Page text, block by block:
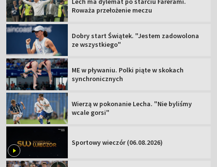
Roważa przełożenie meczu
Dobry start Świątek. "Jestem zadowolona
ze wszystkiego"
ME w pływaniu. Polki piąte w skokach
synchronicznych
Wierzą w pokonanie Lecha. "Nie byliśmy
wcale gorsi"
Sportowy wieczór (06.08.2026)